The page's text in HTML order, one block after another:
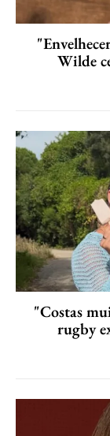
Wilde
"Costas
rugby